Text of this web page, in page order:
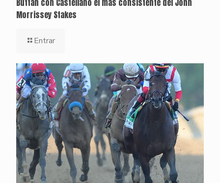
Buttah con Castellano el más consistente del John
Morrissey Stakes
Entrar